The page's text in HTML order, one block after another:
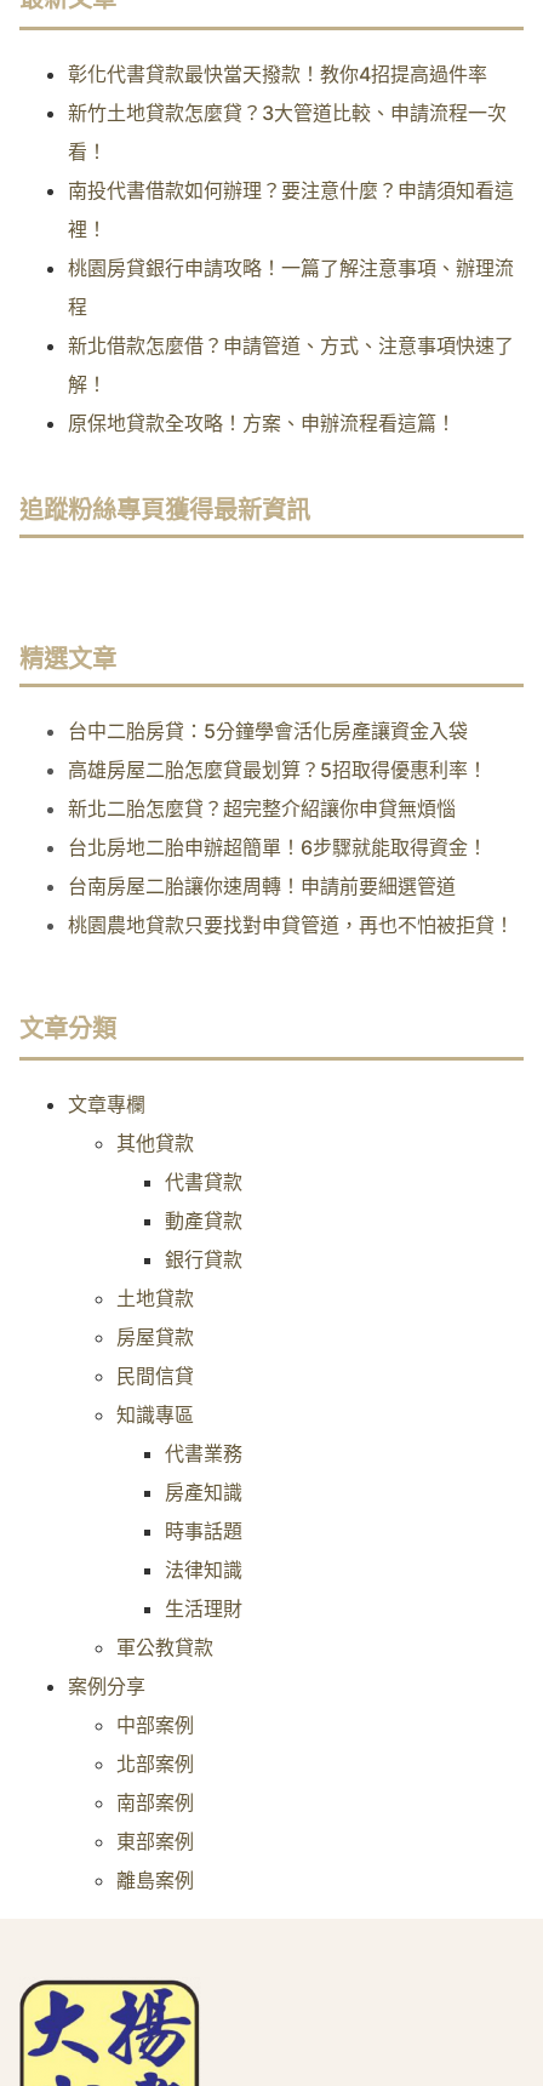
彰化代書貸款最快當天撥款！教你4招提高過件率
新竹土地貸款怎麼貸？3大管道比較、申請流程一次
看！
南投代書借款如何辦理？要注意什麼？申請須知看這
裡！
桃園房貸銀行申請攻略！一篇了解注意事項、辦理流
程
新北借款怎麼借？申請管道、方式、注意事項快速了
解！
原保地貸款全攻略！方案、申辦流程看這篇！
追蹤粉絲專頁獲得最新資訊
精選文章
台中二胎房貸：5分鐘學會活化房產讓資金入袋
高雄房屋二胎怎麼貸最划算？5招取得優惠利率！
新北二胎怎麼貸？超完整介紹讓你申貸無煩惱
台北房地二胎申辦超簡單！6步驟就能取得資金！
台南房屋二胎讓你速周轉！申請前要細選管道
桃園農地貸款只要找對申貸管道，再也不怕被拒貸！
文章分類
文章專欄
其他貸款
代書貸款
動產貸款
銀行貸款
土地貸款
房屋貸款
民間信貸
知識專區
代書業務
房產知識
時事話題
法律知識
生活理財
軍公教貸款
案例分享
中部案例
北部案例
南部案例
東部案例
離島案例